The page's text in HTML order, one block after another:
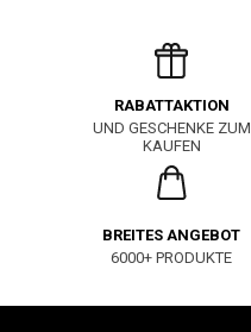
RABATTAKTION
UND GESCHENKE ZUM
KAUFEN
BREITES ANGEBOT
6000+ PRODUKTE